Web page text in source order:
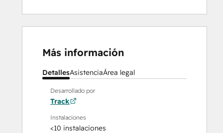
Más información
DetallesAsistenciaÁrea legal
Desarrollado por
Track
Instalaciones
<10 instalaciones